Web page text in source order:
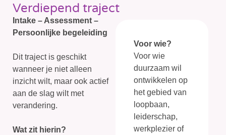
Verdiepend traject
Intake – Assessment –
Persoonlijke begeleiding
Dit traject is geschikt
wanneer je niet alleen
inzicht wilt, maar ook actief
aan de slag wilt met
verandering.
Wat zit hierin?
Voor wie?
Voor wie
duurzaam wil
ontwikkelen op
het gebied van
loopbaan,
leiderschap,
werkplezier of